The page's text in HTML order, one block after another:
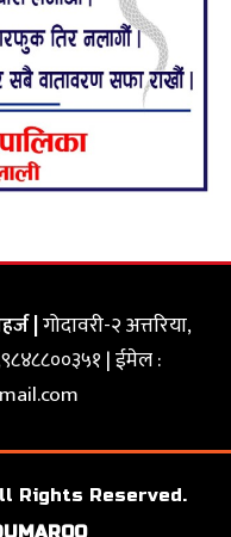
|गोदावरी-२ अत्तरिया,
| ईमेल :
Rights Reserved.